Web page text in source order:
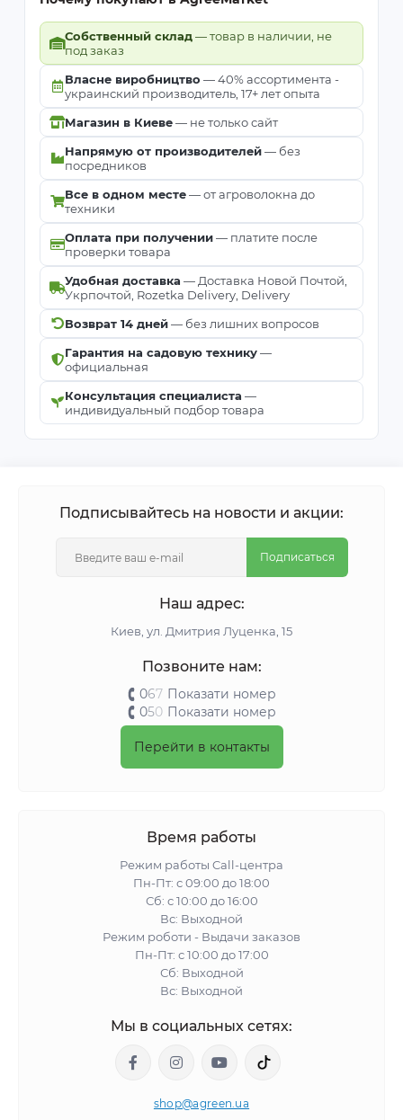
Собственный склад— товар в наличии, не
под заказ
Власне виробництво — 40% ассортимента -
украинский производитель, 17+ лет опыта
Магазин в Киеве— не только сайт
Напрямую от производителей— без
посредников
Все в одном месте— от агроволокна до
техники
Оплата при получении— платите после
проверки товара
Удобная доставка — Доставка Новой Почтой,
Укрпочтой, Rozetka Delivery, Delivery
Возврат 14 дней— без лишних вопросов
Гарантия на садовую технику—
официальная
Консультация специалиста —
индивидуальный подбор товара
Подписывайтесь на новости и акции:
Подписаться
Наш адрес:
Киeв, ул. Дмитрия Луценка, 15
Позвоните нам:
067 Показати номер
050 Показати номер
Перейти в контакты
Время работы
Режим работы Call-центра
Пн-Пт: с 09:00 до 18:00
Сб: с 10:00 до 16:00
Вс: Выходной
Режим роботи - Выдачи заказов
Пн-Пт: с 10:00 до 17:00
Сб: Выходной
Вс: Выходной
Мы в социальных сетях:
shop@agreen.ua